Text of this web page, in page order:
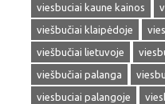
viesbuciai kaune kainos
viešbučiai klaipėdoje
viešbučiai lietuvoje
viešbučiai palanga
viesbuciai palangoje